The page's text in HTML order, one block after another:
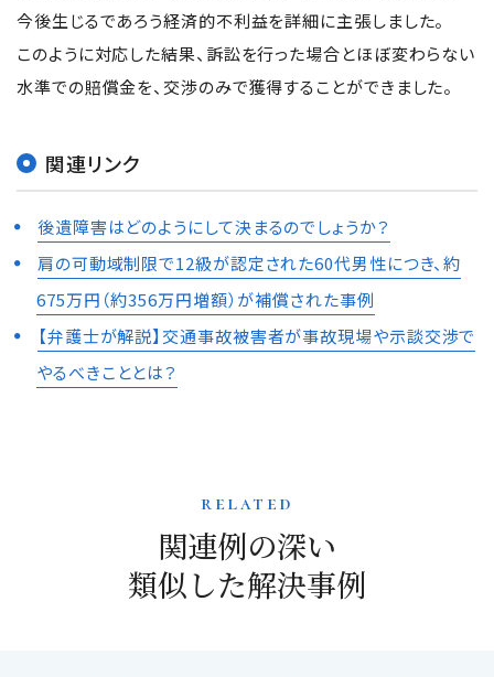
今後生じるであろう経済的不利益を詳細に主張しました。
このように対応した結果、訴訟を行った場合とほぼ変わらない
水準での賠償金を、交渉のみで獲得することができました。
関連リンク
後遺障害はどのようにして決まるのでしょうか？
肩の可動域制限で12級が認定された60代男性につき、約
675万円（約356万円増額）が補償された事例
【弁護士が解説】交通事故被害者が事故現場や示談交渉で
やるべきこととは？
related
関連例の深い
類似した解決事例